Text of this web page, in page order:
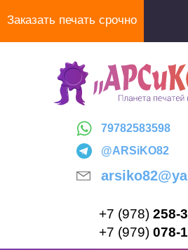
Заказать печать срочно
79782583598
@ARSiKO82
+7 (978) 258-
+7 (979) 078-